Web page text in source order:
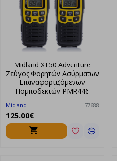
Midland 77688
Midland XT50 Adventure
Ζεύγος Φορητών Ασύρματων
Επαναφορτιζόμενων
Πομποδεκτών PMR446
125.00€